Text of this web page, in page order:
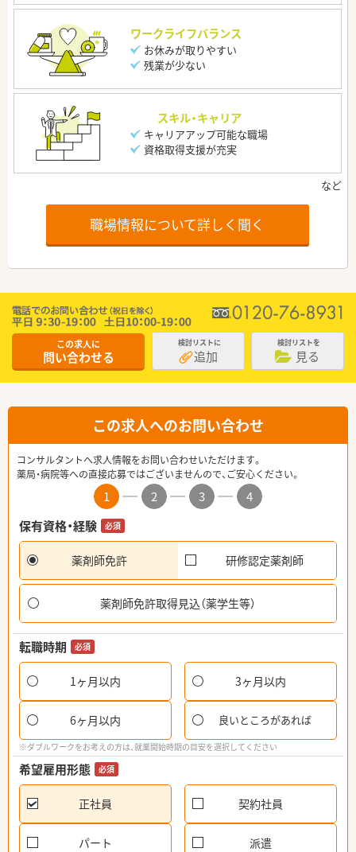
ワークライフバランス
お休みが取りやすい
残業が少ない
スキル・キャリア
キャリアアップ可能な職場
資格取得支援が充実
職場情報について詳しく聞く
この求人に
問い合わせる
検討リストに
追加
検討リストを
見る
この求人へのお問い合わせ
コンサルタントへ求人情報をお問い合わせいただけます。
薬局・病院等への直接応募ではございませんので、ご安心ください。
1 2 3
4
保有資格・経験
必須
薬剤師免許 研修認定薬剤師
薬剤師免許取得見込（薬学生等）
転職時期 必須
1ヶ月以内 3ヶ月以内
6ヶ月以内 良いところがあれば
※ダブルワークをお考えの方は、就業開始時期の目安を選択してください
希望雇用形態 必須
正社員 契約社員
パート 派遣